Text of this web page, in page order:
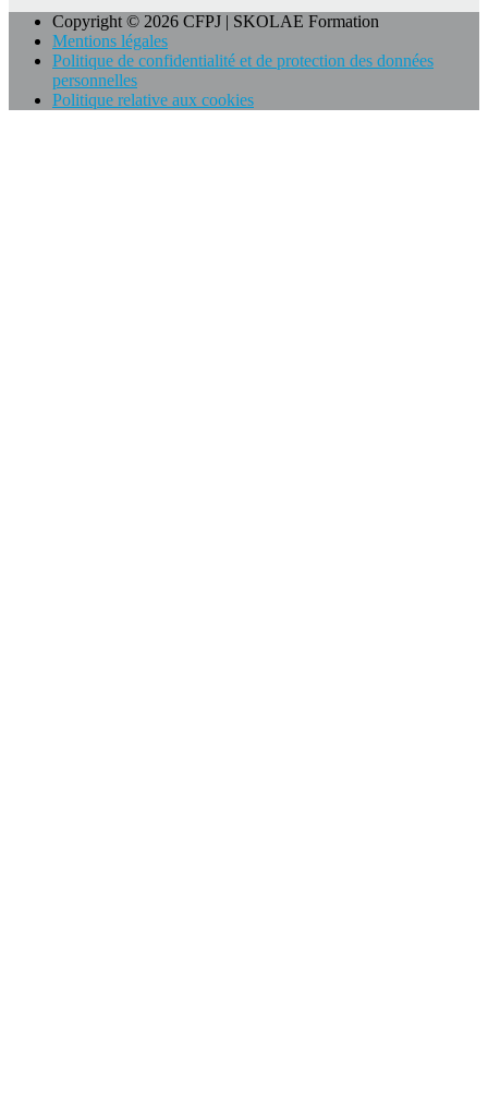
Copyright © 2026 CFPJ | SKOLAE Formation
Mentions légales
Politique de confidentialité et de protection des données
personnelles
Politique relative aux cookies